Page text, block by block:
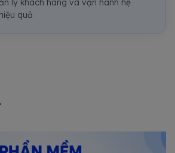
lý khách hàng và vận hành hệ
quả